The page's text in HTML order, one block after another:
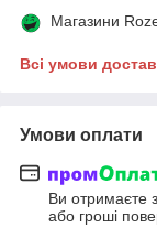
Магазини
Всі умови
Умови оплати
Ви отримаєте
або гроші